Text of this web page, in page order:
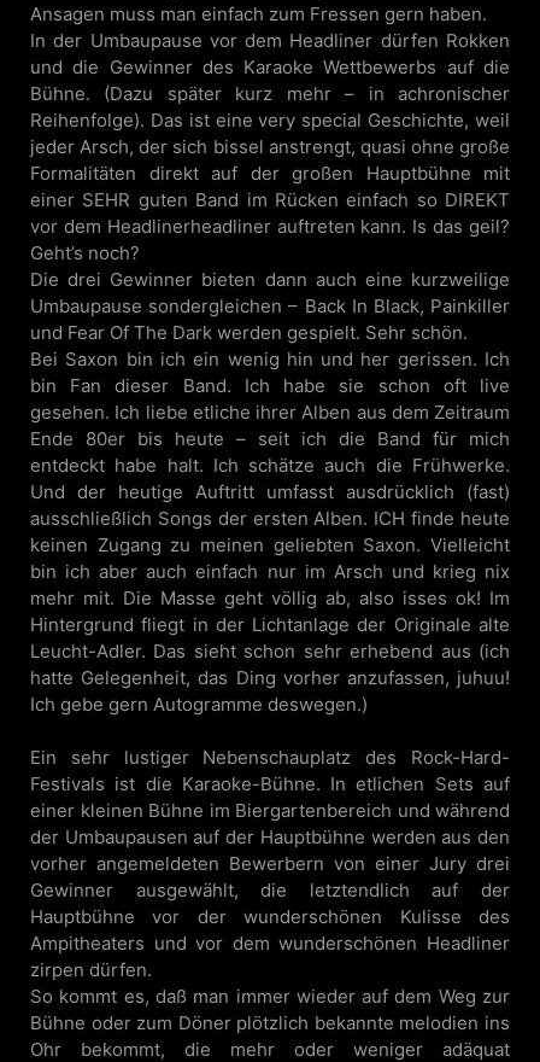
Ansagen muss man einfach zum Fressen gern haben.
In der Umbaupause vor dem Headliner dürfen Rokken
und die Gewinner des Karaoke Wettbewerbs auf die
Bühne. (Dazu später kurz mehr – in achronischer
Reihenfolge). Das ist eine very special Geschichte, weil
jeder Arsch, der sich bissel anstrengt, quasi ohne große
Formalitäten direkt auf der großen Hauptbühne mit
einer SEHR guten Band im Rücken einfach so DIREKT
vor dem Headlinerheadliner auftreten kann. Is das geil?
Geht’s noch?
Die drei Gewinner bieten dann auch eine kurzweilige
Umbaupause sondergleichen – Back In Black, Painkiller
und Fear Of The Dark werden gespielt. Sehr schön.
Bei Saxon bin ich ein wenig hin und her gerissen. Ich
bin Fan dieser Band. Ich habe sie schon oft live
gesehen. Ich liebe etliche ihrer Alben aus dem Zeitraum
Ende 80er bis heute – seit ich die Band für mich
entdeckt habe halt. Ich schätze auch die Frühwerke.
Und der heutige Auftritt umfasst ausdrücklich (fast)
ausschließlich Songs der ersten Alben. ICH finde heute
keinen Zugang zu meinen geliebten Saxon. Vielleicht
bin ich aber auch einfach nur im Arsch und krieg nix
mehr mit. Die Masse geht völlig ab, also isses ok! Im
Hintergrund fliegt in der Lichtanlage der Originale alte
Leucht-Adler. Das sieht schon sehr erhebend aus (ich
hatte Gelegenheit, das Ding vorher anzufassen, juhuu!
Ich gebe gern Autogramme deswegen.)
Ein sehr lustiger Nebenschauplatz des Rock-Hard-
Festivals ist die Karaoke-Bühne. In etlichen Sets auf
einer kleinen Bühne im Biergartenbereich und während
der Umbaupausen auf der Hauptbühne werden aus den
vorher angemeldeten Bewerbern von einer Jury drei
Gewinner ausgewählt, die letztendlich auf der
Hauptbühne vor der wunderschönen Kulisse des
Ampitheaters und vor dem wunderschönen Headliner
zirpen dürfen.
So kommt es, daß man immer wieder auf dem Weg zur
Bühne oder zum Döner plötzlich bekannte melodien ins
Ohr bekommt, die mehr oder weniger adäquat